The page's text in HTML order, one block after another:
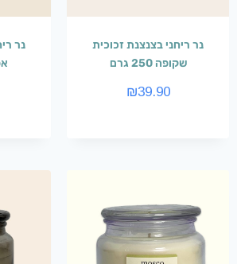
נר ריחני בצנצנת זכוכית
שקופה 250 גרם
₪39.90
נר